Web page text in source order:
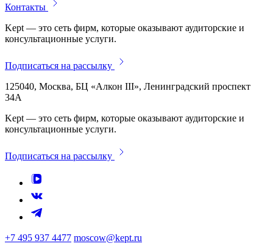
Контакты
Kept — это сеть фирм, которые оказывают аудиторские и
консультационные услуги.
Подписаться на рассылку
125040, Москва, БЦ «Алкон III», Ленинградский проспект
34А
Kept — это сеть фирм, которые оказывают аудиторские и
консультационные услуги.
Подписаться на рассылку
+7 495 937 4477 moscow@kept.ru